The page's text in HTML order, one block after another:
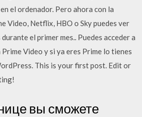
el ordenador. Pero ahora con la
Video, Netflix, HBO o Sky puedes ver
el primer mes.. Puedes acceder a
Video y si ya eres Prime lo tienes
This is your first post. Edit or
вы сможете